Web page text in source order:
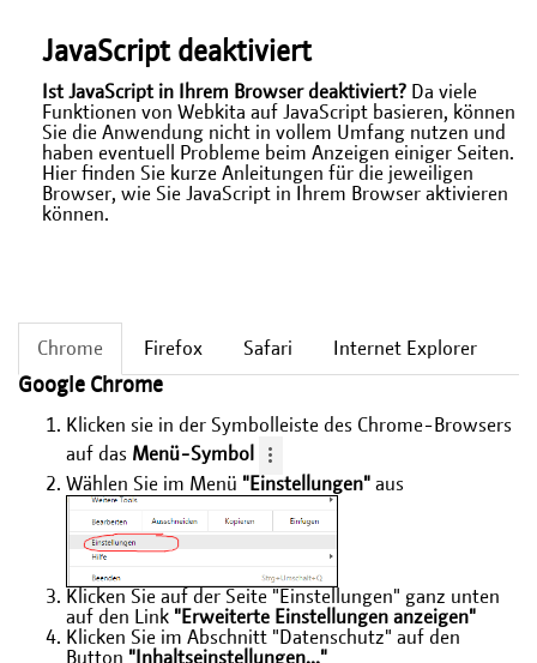
JavaScript deaktiviert
Ist JavaScript in Ihrem Browser deaktiviert? Da viele
Funktionen von Webkita auf JavaScript basieren, können
Sie die Anwendung nicht in vollem Umfang nutzen und
haben eventuell Probleme beim Anzeigen einiger Seiten.
Hier finden Sie kurze Anleitungen für die jeweiligen
Browser, wie Sie JavaScript in Ihrem Browser aktivieren
können.
Chrome Firefox Safari Internet Explorer
Google Chrome
Klicken sie in der Symbolleiste des Chrome-Browsers
auf das Menü-Symbol
Wählen Sie im Menü "Einstellungen" aus
Klicken Sie auf der Seite "Einstellungen" ganz unten
auf den Link "Erweiterte Einstellungen anzeigen"
Klicken Sie im Abschnitt "Datenschutz" auf den
Button "Inhaltseinstellungen..."